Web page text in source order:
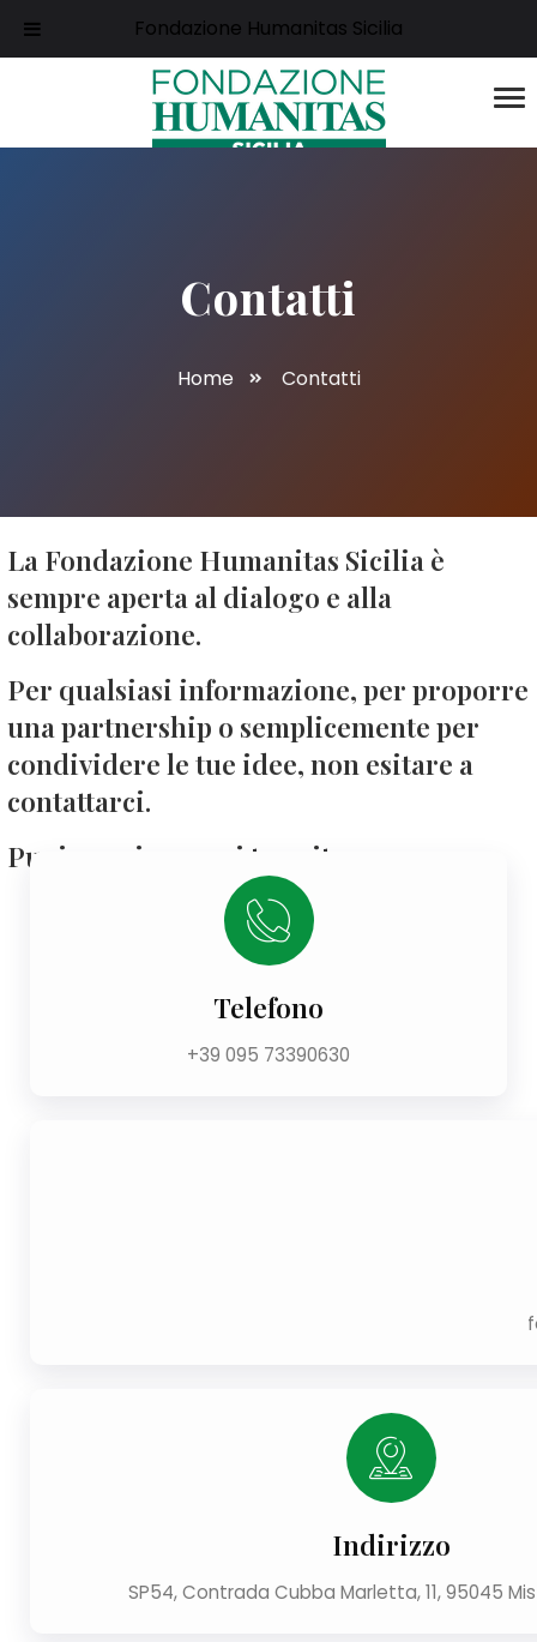
Fondazione Humanitas Sicilia
Contatti
Home Contatti
La Fondazione Humanitas Sicilia è
sempre aperta al dialogo e alla
collaborazione.
Per qualsiasi informazione, per proporre
una partnership o semplicemente per
condividere le tue idee, non esitare a
contattarci.
Puoi raggiungerci tramite:
Telefono
+39 095 73390630
Indirizzo
SP54, Contrada Cubba Marletta, 11, 95045